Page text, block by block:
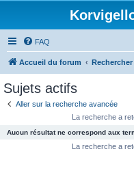
FAQ
Accueil du forum Rechercher
Sujets actifs
Aller sur la recherche avancée
La recherche a
Aucun résultat ne correspond aux
La recherche a